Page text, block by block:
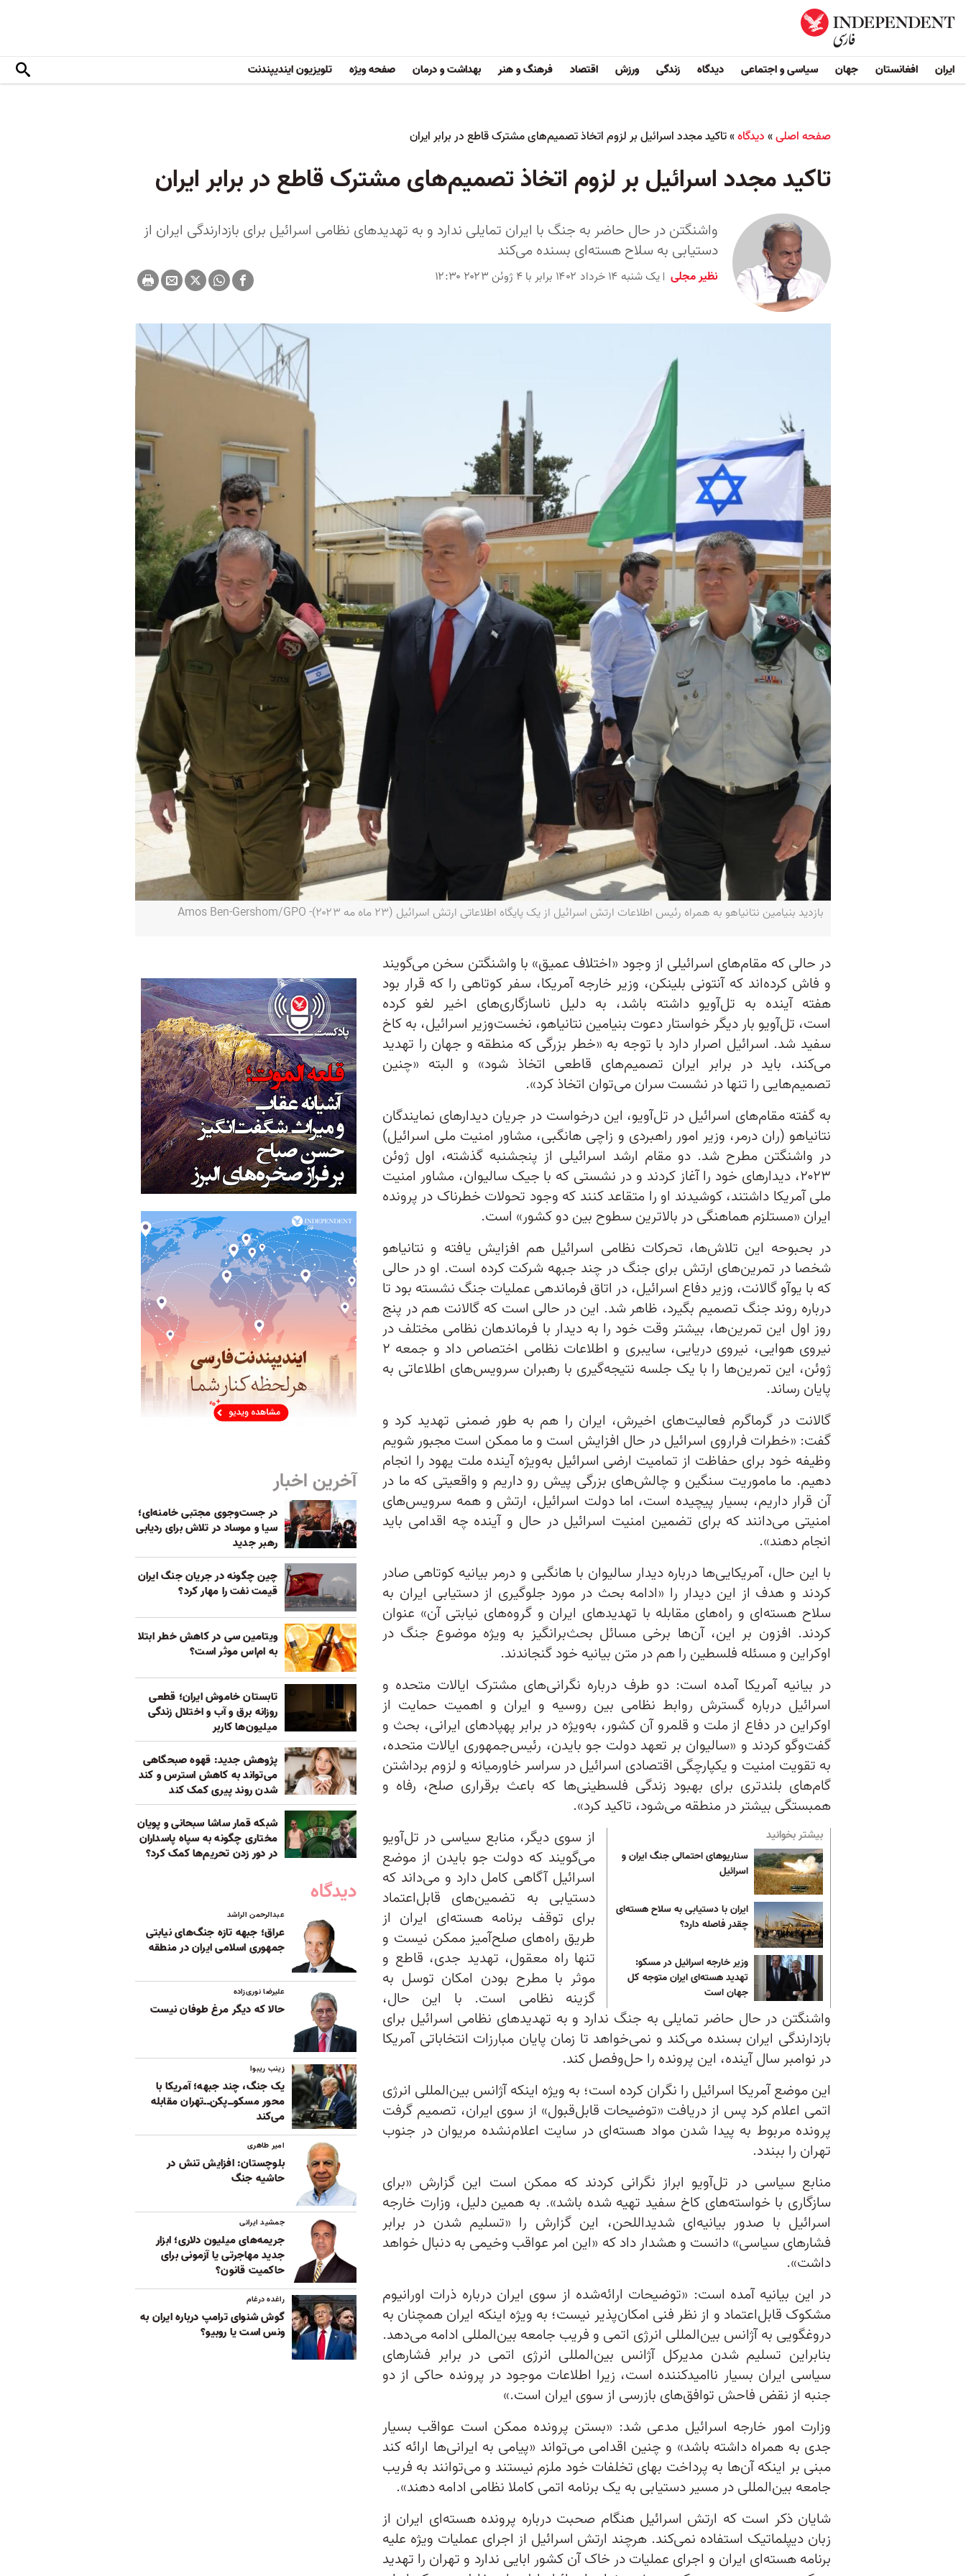
ایران افغانستان جهان سیاسی و اجتماعی دیدگاه زندگی ورزش اقتصاد فرهنگ و هنر بهداشت و درمان صفحه ویژه تلویزیون ایندیپندنت
صفحه اصلی»دیدگاه»تاکید مجدد اسرائیل بر لزوم اتخاذ تصمیم‌های مشترک قاطع در برابر ایران
تاکید مجدد اسرائیل بر لزوم اتخاذ تصمیم‌های مشترک قاطع در برابر ایران
واشنگتن در حال حاضر به جنگ با ایران تمایلی ندارد و به تهدیدهای نظامی اسرائیل برای بازدارندگی ایران از
دستیابی به سلاح هسته‌ای بسنده می‌کند
نظیر مجلی یک شنبه ۱۴ خرداد ۱۴۰۲ برابر با ۴ ژوئن ۲۰۲۳ ۱۲:۳۰
بازدید بنیامین نتانیاهو به همراه رئیس اطلاعات ارتش اسرائیل از یک پایگاه اطلاعاتی ارتش اسرائیل (۲۳ ماه مه ۲۰۲۳)- Amos Ben-Gershom/GPO
در حالی‌ که مقام‌های اسرائیلی از وجود «اختلاف عمیق» با واشنگتن سخن می‌گویند
و فاش کرده‌اند که آنتونی بلینکن، وزیر خارجه آمریکا، سفر کوتاهی را که قرار بود
هفته آینده به تل‌آویو داشته باشد، به دلیل ناسازگاری‌های اخیر لغو کرده
است، تل‌آویو بار دیگر خواستار دعوت بنیامین نتانیاهو، نخست‌وزیر اسرائیل، به کاخ
سفید شد. اسرائیل اصرار دارد با توجه به «خطر بزرگی که منطقه و جهان را تهدید
می‌کند، باید در برابر ایران تصمیم‌های قاطعی اتخاذ شود» و البته «چنین
تصمیم‌هایی را تنها در نشست سران می‌توان اتخاذ کرد».
به گفته مقام‌های اسرائیل در تل‌آویو، این درخواست در جریان دیدارهای نمایندگان
نتانیاهو (ران درمر، وزیر امور راهبردی و زاچی هانگبی، مشاور امنیت ملی اسرائیل)
در واشنگتن مطرح شد. دو مقام ارشد اسرائیلی از پنجشنبه گذشته، اول ژوئن
۲۰۲۳، دیدارهای خود را آغاز کردند و در نشستی که با جیک سالیوان، مشاور امنیت
ملی آمریکا داشتند، کوشیدند او را متقاعد کنند که وجود تحولات خطرناک در پرونده
ایران «مستلزم هماهنگی در بالاترین سطوح بین دو کشور» است.
در بحبوحه این تلاش‌ها، تحرکات نظامی اسرائیل هم افزایش یافته و نتانیاهو
شخصا در تمرین‌های ارتش برای جنگ در چند جبهه شرکت کرده است. او در حالی‌
که با یوآو گالانت، وزیر دفاع اسرائیل، در اتاق فرماندهی عملیات جنگ نشسته بود تا
درباره روند جنگ تصمیم‌ بگیرد، ظاهر شد. این در حالی است که گالانت هم در پنج
روز اول این تمرین‌ها، بیشتر وقت خود را به دیدار با فرماندهان نظامی مختلف در
نیروی هوایی، نیروی دریایی، سایبری و اطلاعات نظامی اختصاص داد و جمعه ۲
ژوئن، این تمرین‌ها را با یک جلسه نتیجه‌گیری با رهبران سرویس‌های اطلاعاتی به
پایان رساند.
گالانت در گرماگرم فعالیت‌های اخیرش، ایران را هم به طور ضمنی تهدید کرد و
گفت: «خطرات فراروی اسرائیل در حال افزایش است و ما ممکن است مجبور شویم
وظیفه خود برای حفاظت از تمامیت ارضی اسرائیل به‌ویژه آینده ملت یهود را انجام
دهیم. ما ماموریت سنگین و چالش‌های بزرگی پیش رو داریم و واقعیتی که ما در
آن قرار داریم، بسیار پیچیده است، اما دولت اسرائیل، ارتش و همه سرویس‌های
امنیتی می‌دانند که برای تضمین امنیت اسرائیل در حال و آینده چه اقدامی باید
انجام دهند».
با این حال، آمریکایی‌ها درباره دیدار سالیوان با هانگبی و درمر بیانیه کوتاهی صادر
کردند و هدف از این دیدار را «ادامه بحث در مورد جلوگیری از دستیابی ایران به
سلاح هسته‌ای و راه‌های مقابله با تهدیدهای ایران و گروه‌های نیابتی آن» عنوان
کردند. افزون بر این، آن‌ها برخی مسائل بحث‌برانگیز به ویژه موضوع جنگ در
اوکراین و مسئله فلسطین را هم در متن بیانیه خود گنجاندند.
در بیانیه آمریکا آمده است: دو طرف درباره نگرانی‌های مشترک ایالات متحده و
اسرائیل درباره گسترش روابط نظامی بین روسیه و ایران و اهمیت حمایت از
اوکراین در دفاع از ملت و قلمرو آن کشور، به‌ویژه در برابر پهپادهای ایرانی، بحث و
گفت‌وگو کردند و «سالیوان بر تعهد دولت جو بایدن، رئیس‌جمهوری ایالات متحده،
به تقویت امنیت و یکپارچگی اقتصادی اسرائیل در سراسر خاورمیانه و لزوم برداشتن
گام‌های بلندتری برای بهبود زندگی فلسطینی‌ها که باعث برقراری صلح، رفاه و
همبستگی بیشتر در منطقه می‌شود، تاکید کرد».
بیشتر بخوانید
سناریوهای احتمالی جنگ ایران و
اسرائیل
ایران با دستیابی به سلاح هسته‌ای
چقدر فاصله دارد؟
وزیر خارجه اسرائیل در مسکو:
تهدید هسته‌ای ‌ایران متوجه کل
جهان است
از سوی دیگر، منابع سیاسی در تل‌آویو
می‌گویند که دولت جو بایدن از موضع
اسرائیل آگاهی کامل دارد و می‌داند که
دستیابی به تضمین‌های قابل‌اعتماد
برای توقف برنامه هسته‌ای ایران از
طریق راه‌های صلح‌آمیز ممکن نیست و
تنها راه معقول، تهدید جدی، قاطع و
موثر با مطرح بودن امکان توسل به
گزینه نظامی است. با این حال،
واشنگتن در حال حاضر تمایلی به جنگ ندارد و به تهدیدهای نظامی اسرائیل برای
بازدارندگی ایران بسنده می‌کند و نمی‌خواهد تا زمان پایان مبارزات انتخاباتی آمریکا
در نوامبر سال آینده، این پرونده را حل‌وفصل کند.
این موضع آمریکا اسرائیل را نگران کرده است؛ به ویژه اینکه آژانس بین‌المللی انرژی
اتمی اعلام کرد پس از دریافت «توضیحات قابل‌قبول» از سوی ایران، تصمیم گرفت
پرونده مربوط به پیدا شدن مواد هسته‌ای در سایت اعلام‌نشده مریوان در جنوب
تهران را ببندد.
منابع سیاسی در تل‌آویو ابراز نگرانی کردند که ممکن است این گزارش «برای
سازگاری با خواسته‌های کاخ سفید تهیه شده باشد». به همین دلیل، وزارت خارجه
اسرائیل با صدور بیانیه‌ای شدیداللحن، این گزارش را «تسلیم شدن در برابر
فشارهای سیاسی» دانست و هشدار داد که «این امر عواقب وخیمی به دنبال خواهد
داشت».
در این بیانیه آمده است: «توضیحات ارائه‌شده از سوی ایران درباره ذرات اورانیوم
مشکوک قابل‌اعتماد و از نظر فنی امکان‌پذیر نیست؛ به ویژه اینکه ایران همچنان به
دروغگویی به آژانس بین‌المللی انرژی اتمی و فریب جامعه بین‌المللی ادامه می‌دهد.
بنابراین تسلیم شدن مدیرکل آژانس بین‌المللی انرژی اتمی در برابر فشارهای
سیاسی ایران بسیار ناامیدکننده است، زیرا اطلاعات موجود در پرونده حاکی از دو
جنبه از نقض فاحش توافق‌های بازرسی از سوی ایران است.»
وزارت امور خارجه اسرائیل مدعی شد: «بستن پرونده ممکن است عواقب بسیار
جدی به همراه داشته باشد» و چنین اقدامی می‌تواند «پیامی به ایرانی‌ها ارائه کند
مبنی بر اینکه آن‌ها به پرداخت بهای تخلفات خود ملزم نیستند و می‌توانند به فریب
جامعه بین‌المللی در مسیر دستیابی به یک برنامه اتمی کاملا نظامی ادامه دهند».
شایان ذکر است که ارتش اسرائیل هنگام صحبت درباره پرونده هسته‌ای ایران از
زبان دیپلماتیک استفاده نمی‌کند. هرچند ارتش اسرائیل از اجرای عملیات ویژه علیه
برنامه هسته‌ای ایران و اجرای عملیات در خاک آن کشور ابایی ندارد و تهران را تهدید
آخرین اخبار
در جست‌و‌جوی مجتبی خامنه‌ای؛
سیا و موساد در تلاش‌ برای ردیابی
رهبر جدید
چین چگونه در جریان جنگ ایران
قیمت نفت را مهار کرد؟
ویتامین سی در کاهش خطر ابتلا
به ام‌اس موثر است؟
تابستان خاموش ایران؛ قطعی
روزانه برق و آب و اختلال زندگی
میلیون‌ها کاربر
پژوهش جدید: قهوه صبحگاهی
می‌تواند به کاهش استرس و کند
شدن روند پیری کمک کند
شبکه قمار ساشا سبحانی و پویان
مختاری چگونه به سپاه پاسداران
در دور زدن تحریم‌ها کمک کرد؟
دیدگاه
عبدالرحمن الراشد
عراق؛ جبهه تازه جنگ‌های نیابتی
جمهوری اسلامی ایران در منطقه
علیرضا نوری‌زاده
حالا که دیگر مرغ طوفان نیست
زینب ریبوا
یک جنگ، چند جبهه؛ آمریکا با
محور مسکوــ‌پکن‌ــ‌تهران مقابله
می‌کند
امیر طاهری
بلوچستان: افزایش تنش در
حاشیه جنگ
جمشید ایرانی
جریمه‌های میلیون دلاری؛ ابزار
جدید مهاجرتی یا آزمونی برای
حاکمیت قانون؟
راغده درغام
گوش شنوای ترامپ درباره ایران به
ونس است یا روبیو؟